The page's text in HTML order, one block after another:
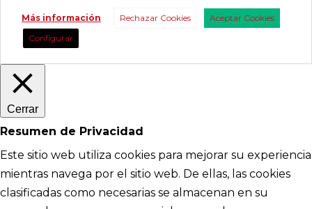
Más información Rechazar Cookies
Aceptar Cookies
Configurar
Cerrar
Resumen de Privacidad
Este sitio web utiliza cookies para mejorar su experiencia
mientras navega por el sitio web. De ellas, las cookies
clasificadas como necesarias se almacenan en su